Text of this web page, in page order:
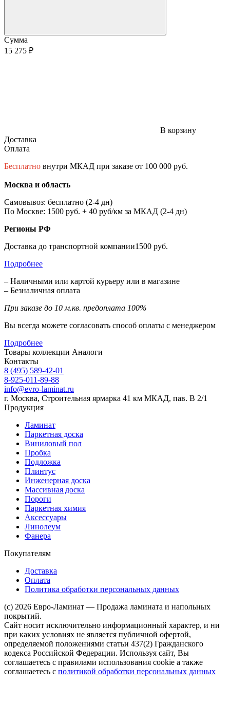
Сумма
15 275 ₽
В корзину
Доставка
Оплата
Бесплатно внутри МКАД при заказе от 100 000 руб.
Москва и область
Самовывоз: бесплатно (2-4 дн)
По Москве: 1500 руб. + 40 руб/км за МКАД (2-4 дн)
Регионы РФ
Доставка до транспортной компании1500 руб.
Подробнее
– Наличными или картой курьеру или в магазине
– Безналичная оплата
При заказе до 10 м.кв. предоплата 100%
Вы всегда можете согласовать способ оплаты с менеджером
Подробнее
Товары коллекции Аналоги
Контакты
8 (495) 589-42-01
8-925-011-89-88
info@evro-laminat.ru
г. Москва, Строительная ярмарка 41 км МКАД, пав. В 2/1
Продукция
Ламинат
Паркетная доска
Виниловый пол
Пробка
Подложка
Плинтус
Инженерная доска
Массивная доска
Пороги
Паркетная химия
Аксессуары
Линолеум
Фанера
Покупателям
Доставка
Оплата
Политика обработки персональных данных
(c) 2026 Евро-Ламинат — Продажа ламината и напольных
покрытий.
Сайт носит исключительно информационный характер, и ни
при каких условиях не является публичной офертой,
определяемой положениями статьи 437(2) Гражданского
кодекса Российской Федерации. Используя сайт, Вы
соглашаетесь с правилами использования cookie а также
соглашаетесь с политикой обработки персональных данных